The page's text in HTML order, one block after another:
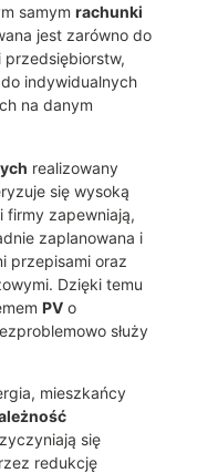
samym rachunki
jest zarówno do
indywidualnych
na danym
realizowany
się wysoką
firmy zapewniają,
zaplanowana i
przepisami oraz
Dzięki temu
PV o
służy
mieszkańcy
się
redukcję